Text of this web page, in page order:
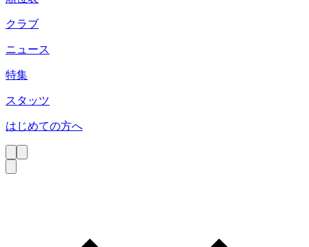
クラブ
ニュース
特集
スタッツ
はじめての方へ